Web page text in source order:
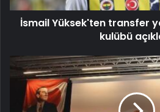
İsmail Yüksek'ten transfer
kulübü